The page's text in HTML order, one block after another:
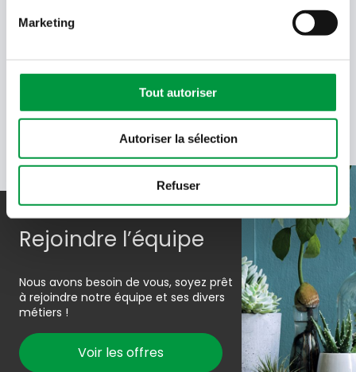
Marketing
Tout autoriser
Autoriser la sélection
Refuser
Saisissez les caractères présents
recevoir des e-mails de Cactus et acceptez la politique de
données de Cactus.En savoir plus
Rejoindre l’équipe
Nous avons besoin de vous, soyez prêt
à rejoindre notre équipe et ses divers
métiers !
Voir les offres